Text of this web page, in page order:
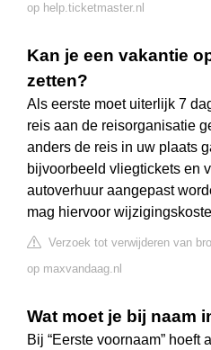
op help.ticketmaster.nl
Kan je een vakantie
zetten?
Als eerste moet uiterlijk 7
reis aan de reisorganisatie
anders de reis in uw plaats
bijvoorbeeld vliegtickets en
autoverhuur aangepast
mag hiervoor
Verzoek tot verwijderen van
op maxvandaag.nl
Wat moet je bij naam
Bij “Eerste voornaam” hoeft